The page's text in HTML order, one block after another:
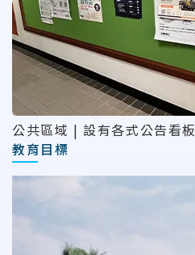
公共區域 | 設有各式公告看板
教育目標